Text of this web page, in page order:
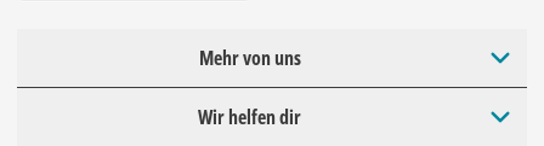
Mehr von uns
Wir helfen dir